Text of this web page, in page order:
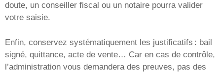
doute, un conseiller fiscal ou un notaire pourra valider
votre saisie.
Enfin, conservez systématiquement les justificatifs : bail
signé, quittance, acte de vente… Car en cas de contrôle,
l’administration vous demandera des preuves, pas des